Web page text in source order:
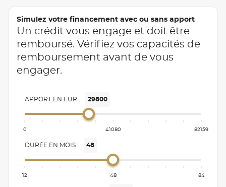
Simulez votre financement avec ou sans apport
Un crédit vous engage et doit être
remboursé. Vérifiez vos capacités de
remboursement avant de vous
engager.
APPORT EN EUR : 29800
0 41080 82159
DURÉE EN MOIS : 48
12 48 84